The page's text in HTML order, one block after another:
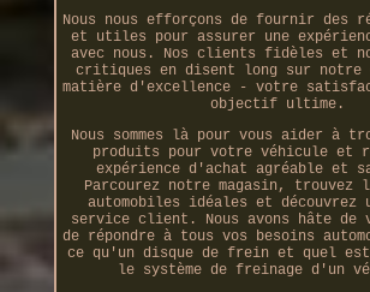
Nous nous efforçons de fournir des
et utiles pour assurer une
avec nous. Nos clients fidèles et
critiques en disent long sur notre
matière d'excellence - votre
objectif ultime.
Nous sommes là pour vous aider à
produits pour votre véhicule et
expérience d'achat agréable et
Parcourez notre magasin, trouvez
automobiles idéales et découvrez
service client. Nous avons hâte de
de répondre à tous vos besoins
ce qu'un disque de frein et quel
le système de freinage d'un